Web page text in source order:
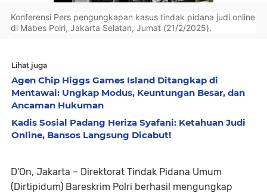
Konferensi Pers pengungkapan kasus tindak pidana judi online
di Mabes Polri, Jakarta Selatan, Jumat (21/2/2025).
Lihat juga
Agen Chip Higgs Games Island Ditangkap di
Mentawai: Ungkap Modus, Keuntungan Besar, dan
Ancaman Hukuman
Kadis Sosial Padang Heriza Syafani: Ketahuan Judi
Online, Bansos Langsung Dicabut!
D'On, Jakarta – Direktorat Tindak Pidana Umum
(Dirtipidum) Bareskrim Polri berhasil mengungkap